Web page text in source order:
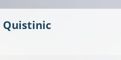
Quistinic